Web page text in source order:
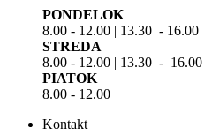
PONDELOK
8.00 - 12.00 | 13.30 - 16.00
STREDA
8.00 - 12.00 | 13.30 - 16.00
PIATOK
8.00 - 12.00
Kontakt